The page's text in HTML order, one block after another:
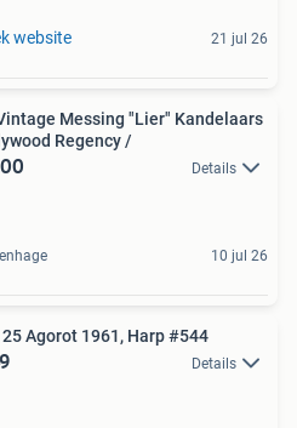
website 21 jul 26
Messing "Lier" Kandelaars
Regency /
Details
10 jul 26
Agorot 1961, Harp #544
Details